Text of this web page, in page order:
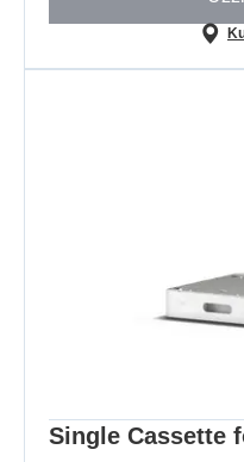
Single Cassette